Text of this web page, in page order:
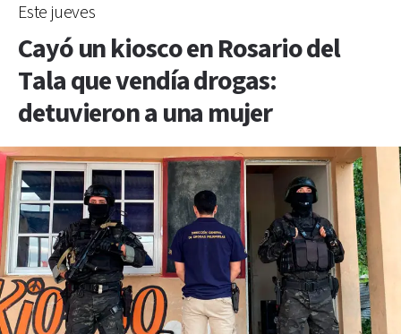
Este jueves
Cayó un kiosco en Rosario del
Tala que vendía drogas:
detuvieron a una mujer